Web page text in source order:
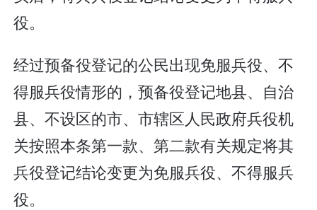
役。
经过预备役登记的公民出现免服兵役、不
得服兵役情形的，预备役登记地县、自治
县、不设区的市、市辖区人民政府兵役机
关按照本条第一款、第二款有关规定将其
兵役登记结论变更为免服兵役、不得服兵
役。